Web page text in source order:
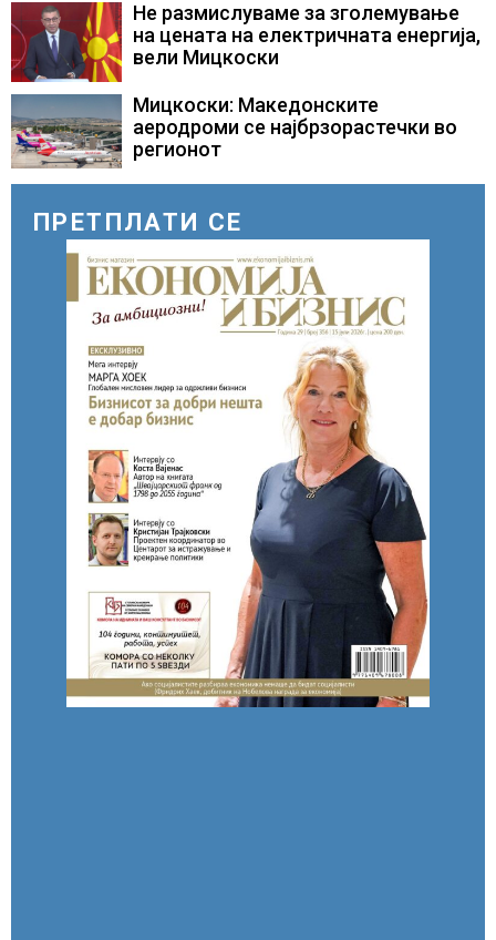
Не размислуваме за зголемување
на цената на електричната енергија,
вели Мицкоски
Мицкоски: Македонските
аеродроми се најбрзорастечки во
регионот
ПРЕТПЛАТИ СЕ